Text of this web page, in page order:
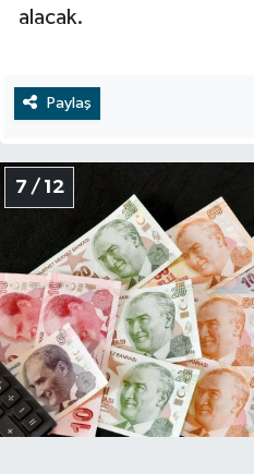
alacak.
Paylaş
7 / 12